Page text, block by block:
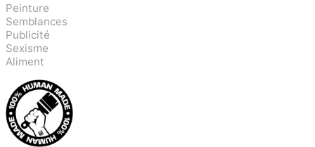
Peinture
Semblances
Publicité
Sexisme
Aliment